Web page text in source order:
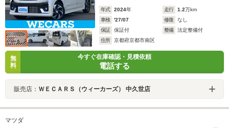
年式 2024年 走行 1.2万km
車検
'27/07 修復
なし
保証
保証付 整備
法定整備付
住所
京都府京都市南区
無
料
今すぐ在庫確認・見積依頼
電話する
販売店： ＷＥＣＡＲＳ（ウィーカーズ） 中久世店
マツダ